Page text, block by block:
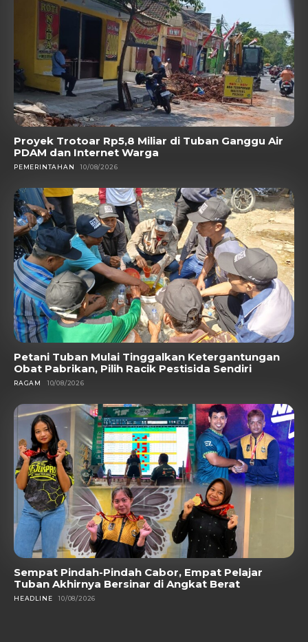
Proyek Trotoar Rp5,8 Miliar di Tuban Ganggu Air
PDAM dan Internet Warga
PEMERINTAHAN 10/08/2026
Petani Tuban Mulai Tinggalkan Ketergantungan
Obat Pabrikan, Pilih Racik Pestisida Sendiri
RAGAM 10/08/2026
Sempat Pindah-Pindah Cabor, Empat Pelajar
Tuban Akhirnya Bersinar di Angkat Berat
HEADLINE 10/08/2026